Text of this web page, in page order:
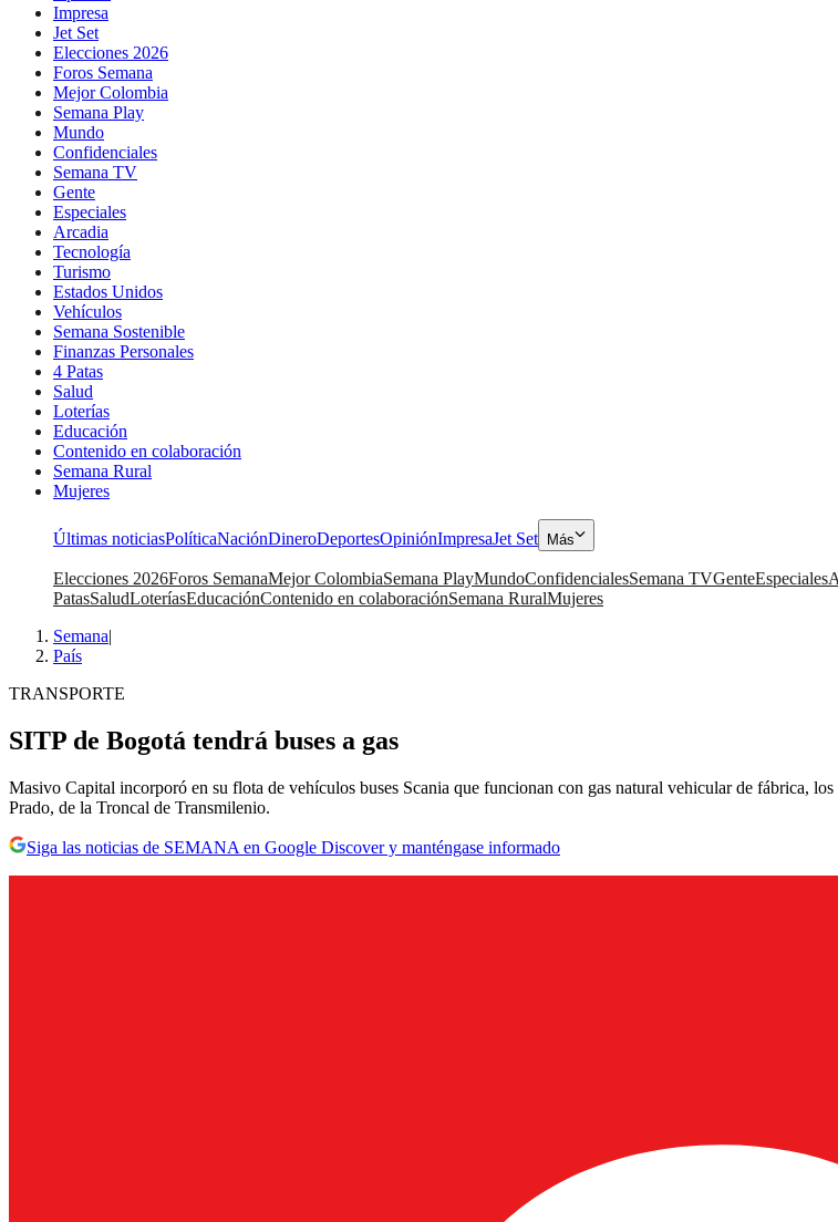
Impresa
Jet Set
Elecciones 2026
Foros Semana
Mejor Colombia
Semana Play
Mundo
Confidenciales
Semana TV
Gente
Especiales
Arcadia
Tecnología
Turismo
Estados Unidos
Vehículos
Semana Sostenible
Finanzas Personales
4 Patas
Salud
Loterías
Educación
Contenido en colaboración
Semana Rural
Mujeres
Últimas noticiasPolíticaNaciónDineroDeportesOpiniónImpresaJet Set Más
Elecciones 2026Foros SemanaMejor ColombiaSemana PlayMundoConfidencialesSemana TVGenteEspeciales
PatasSaludLoteríasEducaciónContenido en colaboraciónSemana RuralMujeres
Semana|
País
TRANSPORTE
SITP de Bogotá tendrá buses a gas
Masivo Capital incorporó en su flota de vehículos buses Scania que funcionan con gas natural vehicular de fábrica,
Prado, de la Troncal de Transmilenio.
Siga las noticias de SEMANA en Google Discover y manténgase informado